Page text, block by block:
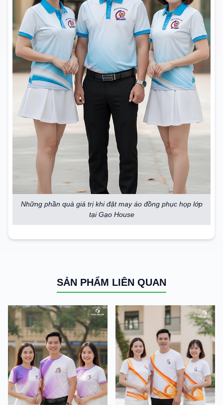
Những phần quà giá trị khi đặt may áo đồng phục họp lớp
tại Gạo House
SẢN PHẨM LIÊN QUAN